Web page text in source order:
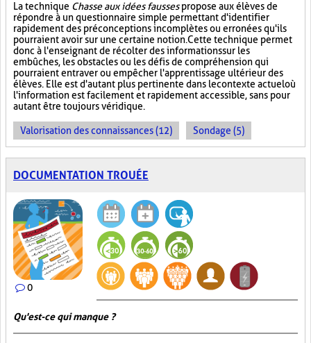
La technique Chasse aux idées faussespropose aux élèves de
répondre à un questionnaire simple permettant d'identifier
rapidement des préconceptions incomplètes ou erronées qu'ils
pourraient avoir sur une certaine notion. Cette technique permet
donc à l'enseignant de récolter des informations sur les
embûches, les obstacles ou les défis de compréhension qui
pourraient entraver ou empêcher l'apprentissage ultérieur des
élèves. Elle est d'autant plus pertinente dans le contexte actuel où
l'information est facilement et rapidement accessible, sans pour
autant être toujours véridique.
Valorisation des connaissances (12) Sondage (5)
DOCUMENTATION TROUÉE
0
Qu'est-ce qui manque ?